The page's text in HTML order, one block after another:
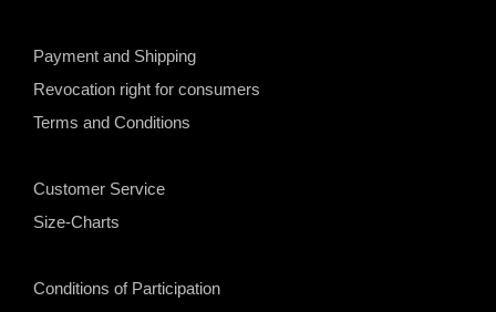
Payment and Shipping
Revocation right for consumers
Terms and Conditions
Customer Service
Size-Charts
Conditions of Participation